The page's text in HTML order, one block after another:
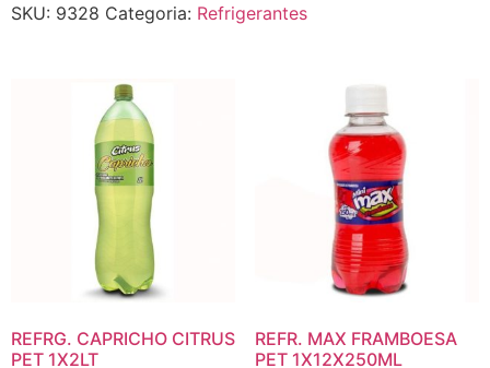
SKU: 9328 Categoria: Refrigerantes
REFRG. CAPRICHO CITRUS
PET 1X2LT
REFR. MAX FRAMBOESA
PET 1X12X250ML